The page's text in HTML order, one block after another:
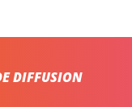
DIFFUSION